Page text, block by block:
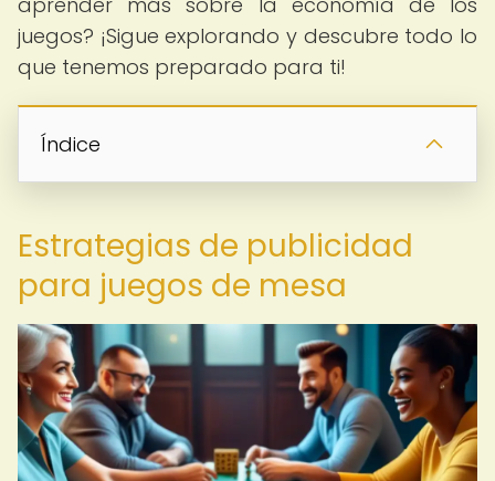
juegos? ¡Sigue explorando y descubre todo lo
que tenemos preparado para ti!
Índice
Estrategias de publicidad
para juegos de mesa